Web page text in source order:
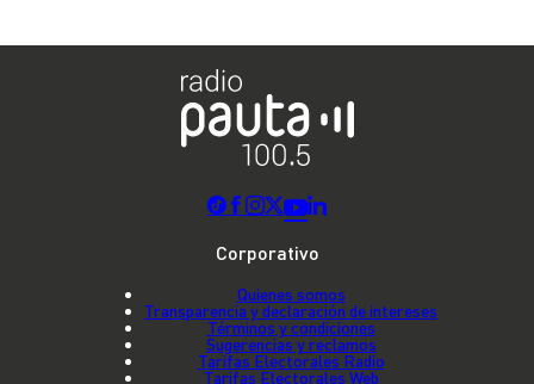
Corporativo
Quienes somos
Transparencia y declaración de intereses
Términos y condiciones
Sugerencias y reclamos
Tarifas Electorales Radio
Tarifas Electorales Web